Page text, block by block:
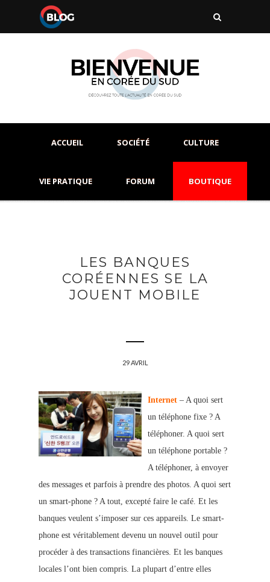
ACCUEIL SOCIÉTÉ CULTURE
VIE PRATIQUE FORUM BOUTIQUE
LES BANQUES
CORÉENNES SE LA
JOUENT MOBILE
29 AVRIL
Internet – A quoi sert
un téléphone fixe ? A
téléphoner. A quoi sert
un téléphone portable ?
A téléphoner, à envoyer
des messages et parfois à prendre des photos. A quoi sert
un smart-phone ? A tout, excepté faire le café. Et les
banques veulent s’imposer sur ces appareils. Le smart-
phone est véritablement devenu un nouvel outil pour
procéder à des transactions financières. Et les banques
locales l’ont bien compris. La plupart d’entre elles